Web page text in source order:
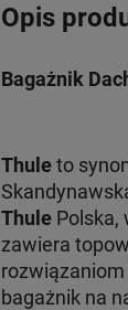
Opis
Bagażnik
Thuleto
ThulePolska,
zawiera
rozwiązaniom
bagażnik na